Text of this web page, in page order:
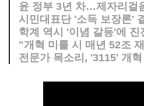
윤 정부 3년 차…제자리걸
시민대표단 '소득 보장론'
학계 역시 '이념 갈등'에 진
"개혁 미룰 시 매년 52조
전문가 목소리, '3115' 개